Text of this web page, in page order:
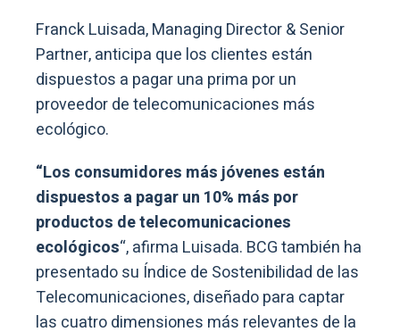
Franck Luisada, Managing Director & Senior
Partner, anticipa que los clientes están
dispuestos a pagar una prima por un
proveedor de telecomunicaciones más
ecológico.
“Los consumidores más jóvenes están
dispuestos a pagar un 10% más por
productos de telecomunicaciones
ecológicos“, afirma Luisada. BCG también ha
presentado su Índice de Sostenibilidad de las
Telecomunicaciones, diseñado para captar
las cuatro dimensiones más relevantes de la